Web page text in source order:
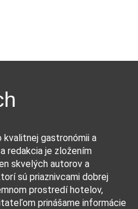
kvalitnej gastronómii a
redakcia je zložením
skvelých autorov a
sú priaznivcami dobrej
prostredí hotelov,
prinášame informácie